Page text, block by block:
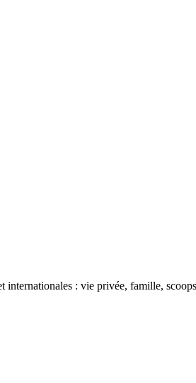
: vie privée, famille,